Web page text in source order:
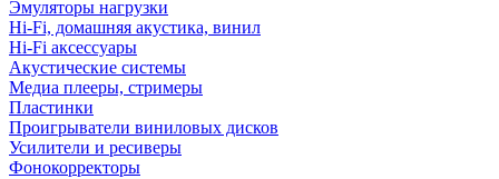
Эмуляторы нагрузки
Hi-Fi, домашняя акустика, винил
Hi-Fi аксессуары
Акустические системы
Медиа плееры, стримеры
Пластинки
Проигрыватели виниловых дисков
Усилители и ресиверы
Фонокорректоры